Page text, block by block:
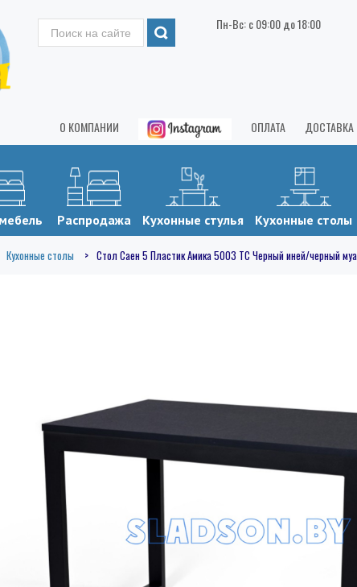
Пн-Вс: с 09:00 до 18:00
О КОМПАНИИ ОПЛАТА ДОСТАВКА
Распродажа Кухонные стулья Кухонные столы
Кухонные столы Стол Саен 5 Пластик Амика 5003 ТС Черный иней/черный